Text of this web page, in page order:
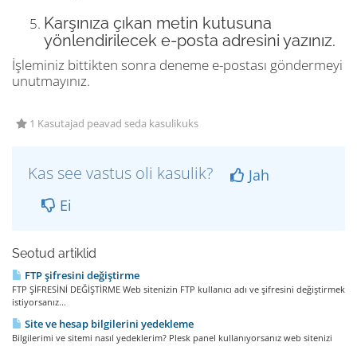
Karşınıza çıkan metin kutusuna
yönlendirilecek e-posta adresini yazınız.
İşleminiz bittikten sonra deneme e-postası göndermeyi
unutmayınız.
1 Kasutajad peavad seda kasulikuks
Kas see vastus oli kasulik?
Jah
Ei
Seotud artiklid
FTP şifresini değiştirme
FTP ŞİFRESİNİ DEĞİŞTİRME Web sitenizin FTP kullanıcı adı ve şifresini değiştirmek
istiyorsanız...
Site ve hesap bilgilerini yedekleme
Bilgilerimi ve sitemi nasıl yedeklerim? Plesk panel kullanıyorsanız web sitenizi